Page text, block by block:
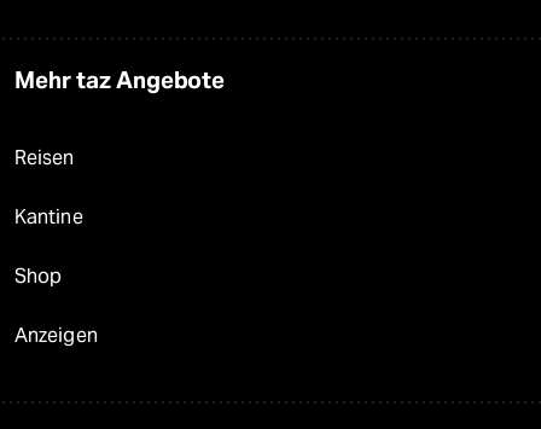
Mehr taz Angebote
Reisen
Kantine
Shop
Anzeigen